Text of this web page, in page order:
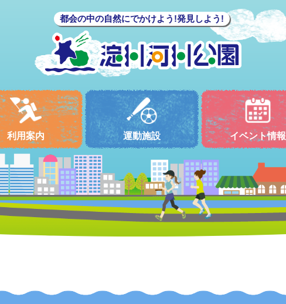
都会の中の自然にでかけよう!発見しよう!
利用案内 運動施設 イベント情報